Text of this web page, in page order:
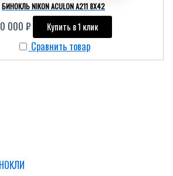
БИНОКЛЬ NIKON ACULON A211 8X42
000 ₽ Купить в 1 клик
Сравнить товар